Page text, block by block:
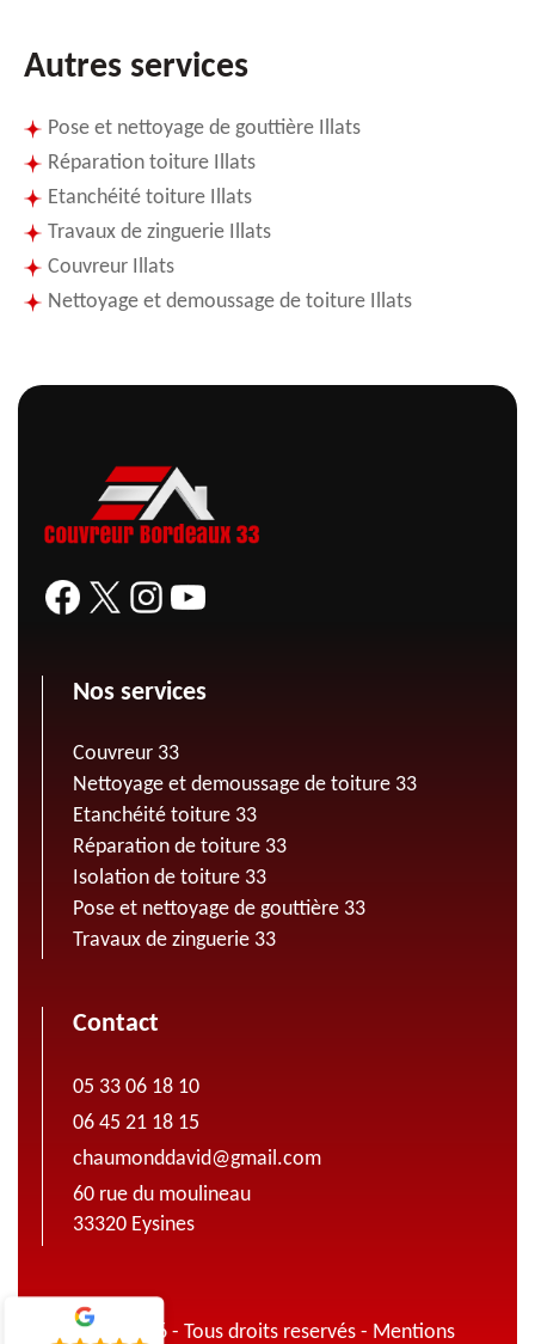
Autres services
Pose et nettoyage de gouttière Illats
Réparation toiture Illats
Etanchéité toiture Illats
Travaux de zinguerie Illats
Couvreur Illats
Nettoyage et demoussage de toiture Illats
Nos services
Couvreur 33
Nettoyage et demoussage de toiture 33
Etanchéité toiture 33
Réparation de toiture 33
Isolation de toiture 33
Pose et nettoyage de gouttière 33
Travaux de zinguerie 33
Contact
05 33 06 18 10
06 45 21 18 15
chaumonddavid@gmail.com
60 rue du moulineau
33320 Eysines
© 2022 - 2026 - Tous droits reservés - Mentions